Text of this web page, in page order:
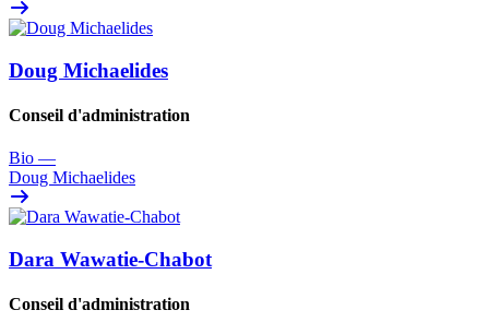
Doug Michaelides
Conseil d'administration
Bio —
Doug Michaelides
Dara Wawatie-Chabot
Conseil d'administration